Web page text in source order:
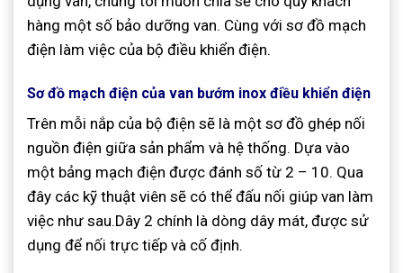
hàng một số bảo dưỡng van. Cùng với sơ đồ mạch
điện làm việc của bộ điều khiển điện.
Sơ đồ mạch điện của van bướm inox điều khiển điện
Trên mỗi nắp của bộ điện sẽ là một sơ đồ ghép nối
nguồn điện giữa sản phẩm và hệ thống. Dựa vào
một bảng mạch điện được đánh số từ 2 – 10. Qua
đây các kỹ thuật viên sẽ có thể đấu nối giúp van làm
việc như sau.Dây 2 chính là dòng dây mát, được sử
dụng để nối trực tiếp và cố định.